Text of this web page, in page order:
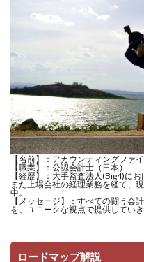
【名前】：アカウンティングファ
【職業】：公認会計士（日本）
【経歴】：大手監査法人(Big4)に
また上場会社の経理業務を経て、
中。
【メッセージ】：すべての闘う会
を、ユニークな視点で提供してい
ロードマップ解説